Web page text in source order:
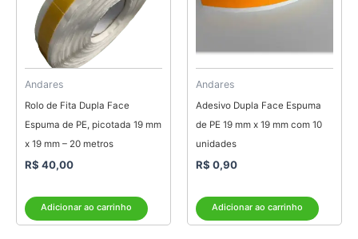
Andares
Rolo de Fita Dupla Face
Espuma de PE, picotada 19 mm
x 19 mm – 20 metros
R$ 40,00
Adicionar ao carrinho
Andares
Adesivo Dupla Face Espuma
de PE 19 mm x 19 mm com 10
unidades
R$ 0,90
Adicionar ao carrinho